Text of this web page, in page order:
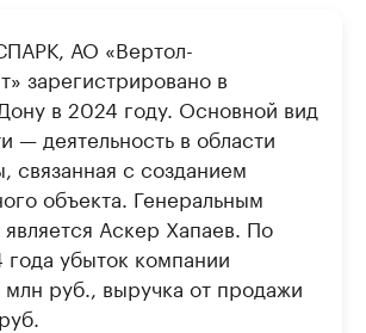
АО «Вертол-
зарегистрировано в
в 2024 году. Основной вид
— деятельность в области
связанная с созданием
объекта. Генеральным
Аскер Хапаев. По
года убыток компании
млн руб., выручка от продажи